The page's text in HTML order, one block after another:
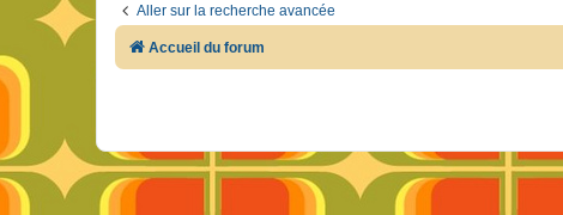
Aller sur la recherche avancée
Accueil du forum